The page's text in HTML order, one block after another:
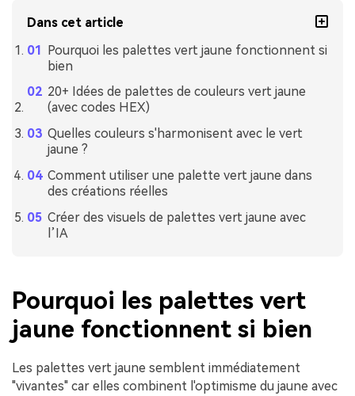
Dans cet article
Pourquoi les palettes vert jaune fonctionnent si
bien
20+ Idées de palettes de couleurs vert jaune
(avec codes HEX)
Quelles couleurs s'harmonisent avec le vert
jaune ?
Comment utiliser une palette vert jaune dans
des créations réelles
Créer des visuels de palettes vert jaune avec
l’IA
Pourquoi les palettes vert
jaune fonctionnent si bien
Les palettes vert jaune semblent immédiatement
"vivantes" car elles combinent l'optimisme du jaune avec